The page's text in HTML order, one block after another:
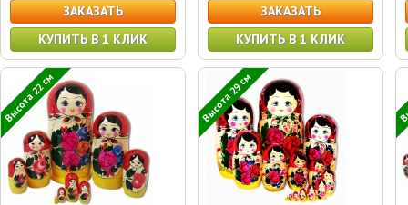
ЗАКАЗАТЬ
КУПИТЬ В 1 КЛИК
ЗАКАЗАТЬ
КУПИТЬ В 1 КЛИК
Высота 22 см Высота 29 см